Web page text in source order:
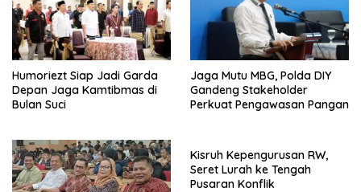
Humoriezt Siap Jadi Garda
Depan Jaga Kamtibmas di
Bulan Suci
Jaga Mutu MBG, Polda DIY
Gandeng Stakeholder
Perkuat Pengawasan Pangan
Kisruh Kepengurusan RW,
Seret Lurah ke Tengah
Pusaran Konflik